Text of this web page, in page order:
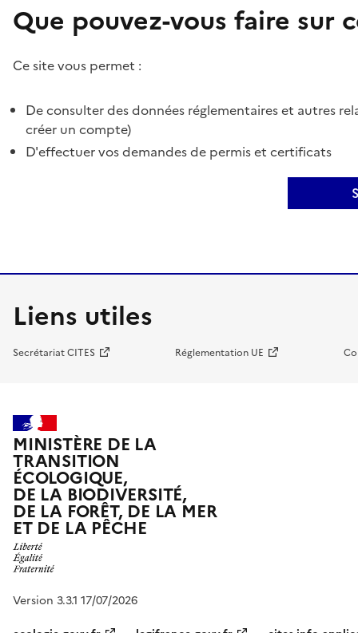
Que pouvez-vous faire sur
Ce site vous permet :
De consulter des données réglementaires et autres
créer un compte)
D'effectuer vos demandes de permis et certificats
Liens utiles
Secrétariat CITES Réglementation UE
MINISTÈRE DE LA
TRANSITION
ÉCOLOGIQUE,
DE LA BIODIVERSITÉ,
DE LA FORÊT, DE LA MER
ET DE LA PÊCHE
Version 3.3.1 17/07/2026